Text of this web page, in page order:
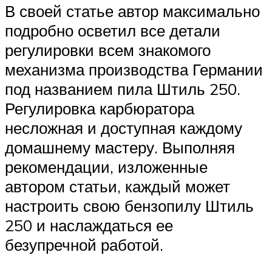
В своей статье автор максимально
подробно осветил все детали
регулировки всем знакомого
механизма производства Германии
под названием пила Штиль 250.
Регулировка карбюратора
несложная и доступная каждому
домашнему мастеру. Выполняя
рекомендации, изложенные
автором статьи, каждый может
настроить свою бензопилу Штиль
250 и наслаждаться ее
безупречной работой.